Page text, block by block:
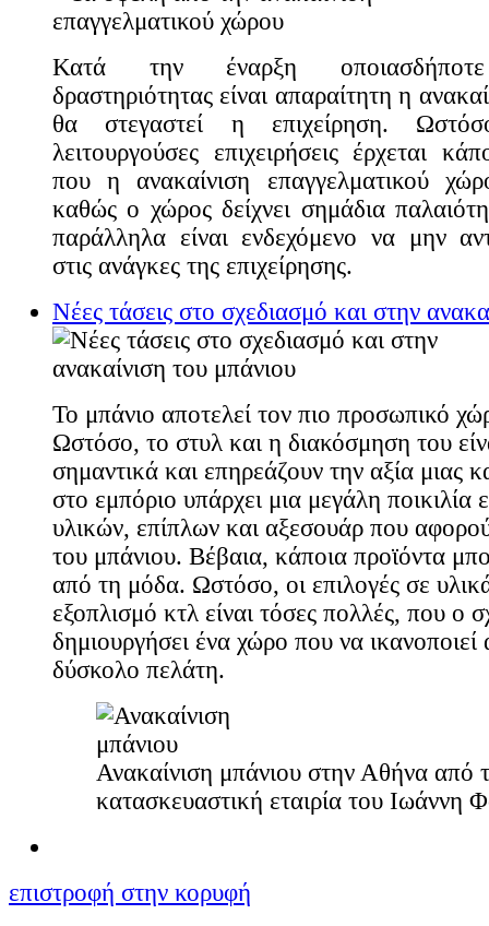
Κατά την έναρξη οποιασδήποτε
δραστηριότητας είναι απαραίτητη η
θα στεγαστεί η επιχείρηση.
λειτουργούσες επιχειρήσεις έρχεται
που η ανακαίνιση επαγγελματικού
καθώς ο χώρος δείχνει σημάδια
παράλληλα είναι ενδεχόμενο να μην
στις ανάγκες της επιχείρησης.
Νέες τάσεις στο σχεδιασμό και στην
Το μπάνιο αποτελεί τον πιο προσωπικό
Ωστόσο, το στυλ και η διακόσμηση του
σημαντικά και επηρεάζουν την αξία μιας
στο εμπόριο υπάρχει μια μεγάλη ποικιλία
υλικών, επίπλων και αξεσουάρ που
του μπάνιου. Βέβαια, κάποια προϊόντα
από τη μόδα. Ωστόσο, οι επιλογές σε
εξοπλισμό κτλ είναι τόσες πολλές, που ο
δημιουργήσει ένα χώρο που να ικανοποιεί
δύσκολο πελάτη.
Ανακαίνιση μπάνιου στην Αθήνα από
κατασκευαστική εταιρία του Ιωάννη
επιστροφή στην κορυφή